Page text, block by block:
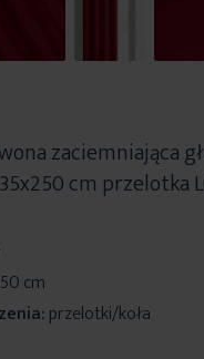
zaciemniająca
cm przelotka
cm
przelotki/koła